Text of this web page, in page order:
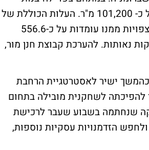
פרויקט מגורים של כ- 1,265 דירות, במספר מבנים, בשטח כולל של כ- 101,200 מ"ר. העלות הכוללת של
בניית ומכירת הפרויקט עומדת על כ- 339 מיליון שקל וההכנסות הצפויות ממנו עומדות על כ-556.6
נאותות. להערכת קבוצת חנן מור,
כהמשך ישיר לאסטרטגיית הרחבת
להפיכתה לשחקנית מובילה בתחום
שנחתמה בשבוע שעבר לרכישת
הזדמנויות עסקיות נוספות,